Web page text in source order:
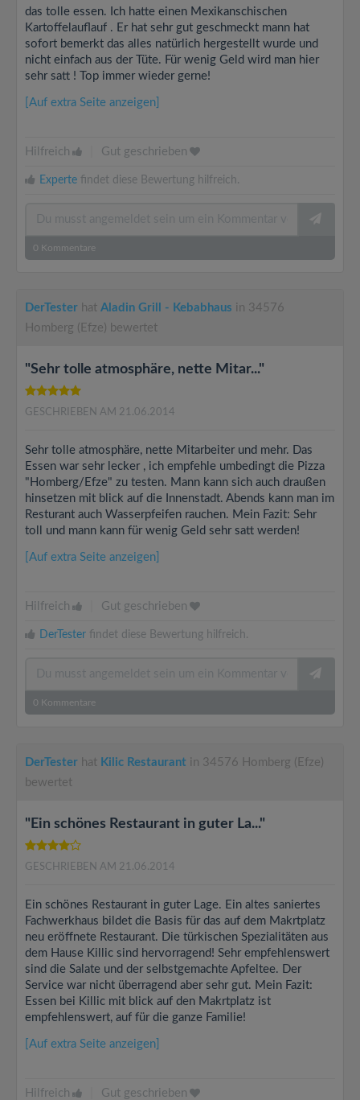
das tolle essen. Ich hatte einen Mexikanschischen
Kartoffelauflauf . Er hat sehr gut geschmeckt mann hat
sofort bemerkt das alles natürlich hergestellt wurde und
nicht einfach aus der Tüte. Für wenig Geld wird man hier
sehr satt ! Top immer wieder gerne!
[Auf extra Seite anzeigen]
Hilfreich Gut geschrieben
Experte findet diese Bewertung hilfreich.
0 Kommentare
DerTester hat Aladin Grill - Kebabhaus in 34576
Homberg (Efze) bewertet
"Sehr tolle atmosphäre, nette Mitar..."
GESCHRIEBEN AM 21.06.2014
Sehr tolle atmosphäre, nette Mitarbeiter und mehr. Das
Essen war sehr lecker , ich empfehle umbedingt die Pizza
"Homberg/Efze" zu testen. Mann kann sich auch draußen
hinsetzen mit blick auf die Innenstadt. Abends kann man im
Resturant auch Wasserpfeifen rauchen. Mein Fazit: Sehr
toll und mann kann für wenig Geld sehr satt werden!
[Auf extra Seite anzeigen]
Hilfreich Gut geschrieben
DerTester findet diese Bewertung hilfreich.
0 Kommentare
DerTester hat Kilic Restaurant in 34576 Homberg (Efze)
bewertet
"Ein schönes Restaurant in guter La..."
GESCHRIEBEN AM 21.06.2014
Ein schönes Restaurant in guter Lage. Ein altes saniertes
Fachwerkhaus bildet die Basis für das auf dem Makrtplatz
neu eröffnete Restaurant. Die türkischen Spezialitäten aus
dem Hause Killic sind hervorragend! Sehr empfehlenswert
sind die Salate und der selbstgemachte Apfeltee. Der
Service war nicht überragend aber sehr gut. Mein Fazit:
Essen bei Killic mit blick auf den Makrtplatz ist
empfehlenswert, auf für die ganze Familie!
[Auf extra Seite anzeigen]
Hilfreich Gut geschrieben